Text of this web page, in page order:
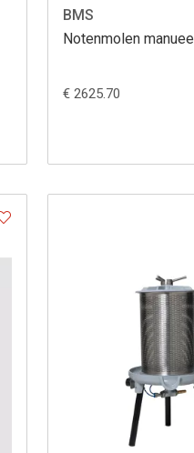
BMS
Notenmolen manueel
€ 2625.70